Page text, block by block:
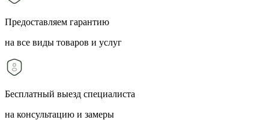
Предоставляем гарантию
на все виды товаров и услуг
Бесплатный выезд специалиста
на консультацию и замеры